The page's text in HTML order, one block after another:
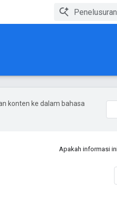
konten ke dalam bahasa
Apakah informasi